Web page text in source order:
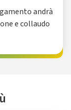
andrà
e collaudo